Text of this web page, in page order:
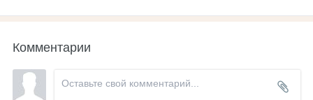
Комментарии